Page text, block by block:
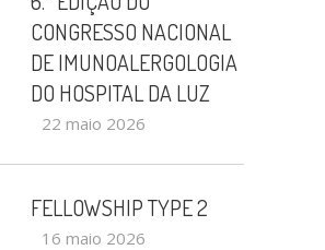
CONGRESSO NACIONAL
DE IMUNOALERGOLOGIA
DO HOSPITAL DA LUZ
22 maio 2026
FELLOWSHIP TYPE 2
16 maio 2026